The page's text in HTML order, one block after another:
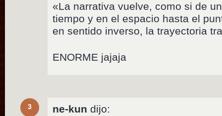
«La narrativa vuelve, como si de
tiempo y en el espacio hasta el
en sentido inverso, la trayectoria
ENORME jajaja
3 ne-kun dijo: